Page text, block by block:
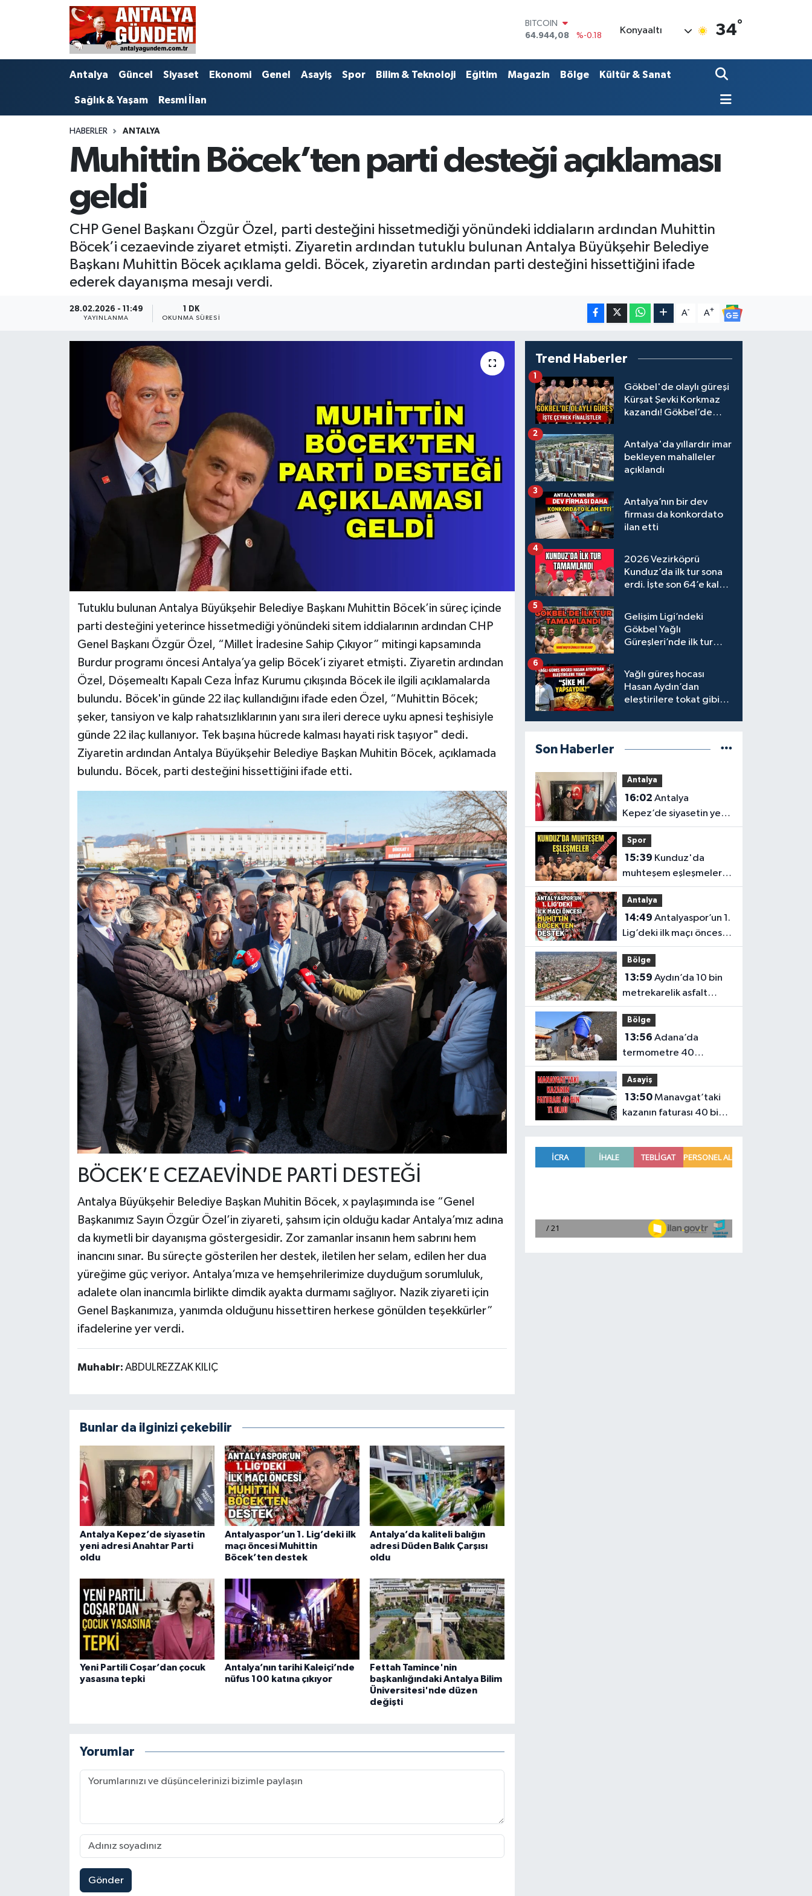
DOLAR
47,7436
%0.18
55,2510
%0.32
STERLİN
BITCOIN
64.944,08
%-0.18
Konyaaltı 34°
Antalya Güncel Siyaset Ekonomi Genel Asayiş Spor Bilim & Teknoloji Eğitim Magazin Bölge Kültür & Sanat
Sağlık & Yaşam Resmi İlan
HABERLER ANTALYA
Muhittin Böcek’ten parti desteği açıklaması
geldi
CHP Genel Başkanı Özgür Özel, parti desteğini hissetmediği yönündeki iddiaların ardından Muhittin
Böcek’i cezaevinde ziyaret etmişti. Ziyaretin ardından tutuklu bulunan Antalya Büyükşehir Belediye
Başkanı Muhittin Böcek açıklama geldi. Böcek, ziyaretin ardından parti desteğini hissettiğini ifade
ederek dayanışma mesajı verdi.
28.02.2026 - 11:49
YAYINLANMA
1 DK
OKUNMA SÜRESI
A- A+
Tutuklu bulunan Antalya Büyükşehir Belediye Başkanı Muhittin Böcek’in süreç içinde
parti desteğini yeterince hissetmediği yönündeki sitem iddialarının ardından CHP
Genel Başkanı Özgür Özel, “Millet İradesine Sahip Çıkıyor” mitingi kapsamında
Burdur programı öncesi Antalya’ya gelip Böcek’i ziyaret etmişti. Ziyaretin ardından
Özel, Döşemealtı Kapalı Ceza İnfaz Kurumu çıkışında Böcek ile ilgili açıklamalarda
bulundu. Böcek'in günde 22 ilaç kullandığını ifade eden Özel, “Muhittin Böcek;
şeker, tansiyon ve kalp rahatsızlıklarının yanı sıra ileri derece uyku apnesi teşhisiyle
günde 22 ilaç kullanıyor. Tek başına hücrede kalması hayati risk taşıyor" dedi.
Ziyaretin ardından Antalya Büyükşehir Belediye Başkan Muhitin Böcek, açıklamada
bulundu. Böcek, parti desteğini hissettiğini ifade etti.
BÖCEK’E CEZAEVİNDE PARTİ DESTEĞİ
Antalya Büyükşehir Belediye Başkan Muhitin Böcek, x paylaşımında ise “Genel
Başkanımız Sayın Özgür Özel’in ziyareti, şahsım için olduğu kadar Antalya’mız adına
da kıymetli bir dayanışma göstergesidir. Zor zamanlar insanın hem sabrını hem
inancını sınar. Bu süreçte gösterilen her destek, iletilen her selam, edilen her dua
yüreğime güç veriyor. Antalya’mıza ve hemşehrilerimize duyduğum sorumluluk,
adalete olan inancımla birlikte dimdik ayakta durmamı sağlıyor. Nazik ziyareti için
Genel Başkanımıza, yanımda olduğunu hissettiren herkese gönülden teşekkürler”
ifadelerine yer verdi.
Muhabir: ABDULREZZAK KILIÇ
Bunlar da ilginizi çekebilir
Antalya Kepez’de siyasetin
yeni adresi Anahtar Parti
oldu
Antalyaspor’un 1. Lig’deki ilk
maçı öncesi Muhittin
Böcek’ten destek
Antalya’da kaliteli balığın
adresi Düden Balık Çarşısı
oldu
Yeni Partili Coşar’dan çocuk
yasasına tepki
Antalya’nın tarihi Kaleiçi’nde
nüfus 100 katına çıkıyor
Fettah Tamince'nin
başkanlığındaki Antalya Bilim
Üniversitesi'nde düzen
değişti
Yorumlar
Gönder
Trend Haberler
Gökbel'de olaylı güreşi
Kürşat Şevki Korkmaz
kazandı! Gökbel’de
Gürbüz elendi!
1
Antalya'da yıllardır imar
bekleyen mahalleler
açıklandı
2
Antalya’nın bir dev
firması da konkordato
ilan etti
3
2026 Vezirköprü
Kunduz’da ilk tur sona
erdi. İşte son 64’e kalan
4
Gelişim Ligi’ndeki
Gökbel Yağlı
Güreşleri’nde ilk tur
5
Yağlı güreş hocası
Hasan Aydın’dan
eleştirilere tokat gibi
6
Son Haberler
Antalya
16:02
Kepez’de siyasetin yeni
adresi Anahtar Parti
oldu
Spor
15:39
muhteşem eşleşmeler!
Vezirköprü Kunduz’da
nefesler tutuldu, son 16
belli oldu
Antalya
14:49
Lig’deki ilk maçı öncesi
Muhittin Böcek’ten
destek
Bölge
13:59
metrekarelik asfalt
çalışması tamamlandı
Bölge
13:56
termometre 40
dereceyi gösterdi
Asayiş
13:50Manavgat’taki
kazanın faturası 40 bin
TL oldu
Antalya
Bilim & Teknoloji
Ekonomi
Görüntülü Haber
Kültür & Sanat
Antalya Nöbetçi Eczaneler
Antalya Hava Durumu
Antalya Namaz Vakitleri
Süper Lig Puan Durumu ve Fikstür
Tüm Manşetler
Son Dakika Haberleri
Haber Arşivi